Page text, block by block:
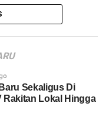
Sekaligus Di
Rakitan Lokal Hingga